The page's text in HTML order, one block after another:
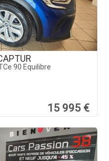
90 Equilibre
15 995 €